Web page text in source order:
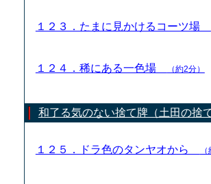
１２３．たまに見かけるコーツ場
１２４．稀にある一色場 （約2分）
和了る気のない捨て牌（土田の捨
１２５．ドラ色のタンヤオから